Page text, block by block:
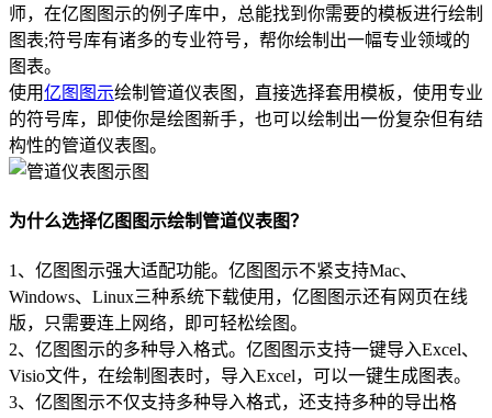
师，在亿图图示的例子库中，总能找到你需要的模板进行绘制
图表;符号库有诸多的专业符号，帮你绘制出一幅专业领域的
图表。
使用亿图图示绘制管道仪表图，直接选择套用模板，使用专业
的符号库，即使你是绘图新手，也可以绘制出一份复杂但有结
构性的管道仪表图。
为什么选择亿图图示绘制管道仪表图？
1、亿图图示强大适配功能。亿图图示不紧支持Mac、
Windows、Linux三种系统下载使用，亿图图示还有网页在线
版，只需要连上网络，即可轻松绘图。
2、亿图图示的多种导入格式。亿图图示支持一键导入Excel、
Visio文件，在绘制图表时，导入Excel，可以一键生成图表。
3、亿图图示不仅支持多种导入格式，还支持多种的导出格